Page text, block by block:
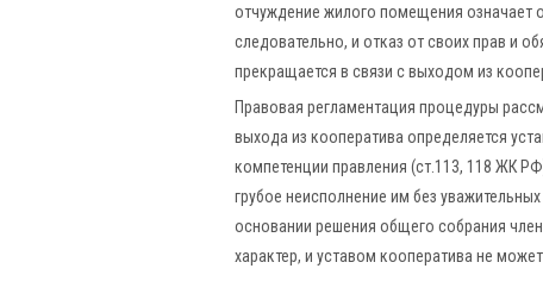
отчуждение жилого помещения означает
следовательно, и отказ от своих прав и
прекращается в связи с выходом из
Правовая регламентация процедуры
выхода из кооператива определяется
компетенции правления (ст.113, 118 ЖК
грубое неисполнение им без
основании решения общего собрания
характер, и уставом кооператива не